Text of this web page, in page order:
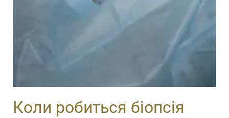
Коли робиться біопсія